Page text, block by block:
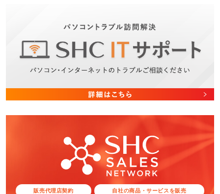
販売代理店契約 自社の商品・サービスを販売